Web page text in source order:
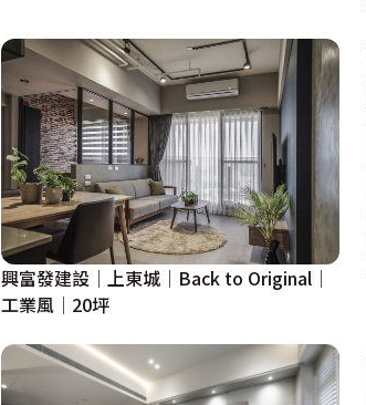
興富發建設│上東城│Back to Original│
工業風│20坪